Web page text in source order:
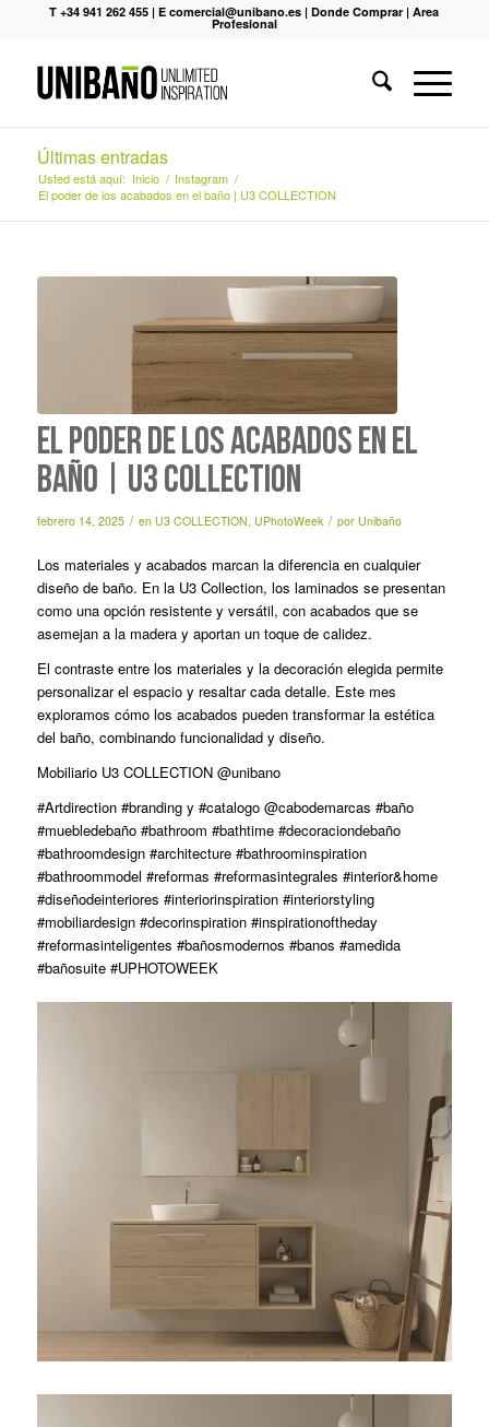
T +34 941 262 455 |E comercial@unibano.es |Donde Comprar |Area
Profesional
Últimas entradas
Usted está aquí: Inicio / Instagram /
El poder de los acabados en el baño | U3 COLLECTION
El poder de los acabados en el
baño | U3 COLLECTION
febrero 14, 2025 / en U3 COLLECTION UPhotoWeek / por Unibaño
Los materiales y acabados marcan la diferencia en cualquier
diseño de baño. En la U3 Collection, los laminados se presentan
como una opción resistente y versátil, con acabados que se
asemejan a la madera y aportan un toque de calidez.
El contraste entre los materiales y la decoración elegida permite
personalizar el espacio y resaltar cada detalle. Este mes
exploramos cómo los acabados pueden transformar la estética
del baño, combinando funcionalidad y diseño.
Mobiliario U3 COLLECTION @unibano
#Artdirection #branding y #catalogo @cabodemarcas #baño
#muebledebaño #bathroom #bathtime #decoraciondebaño
#bathroomdesign #architecture #bathroominspiration
#bathroommodel #reformas #reformasintegrales #interior&home
#diseñodeinteriores #interiorinspiration #interiorstyling
#mobiliardesign #decorinspiration #inspirationoftheday
#reformasinteligentes #bañosmodernos #banos #amedida
#bañosuite #UPHOTOWEEK